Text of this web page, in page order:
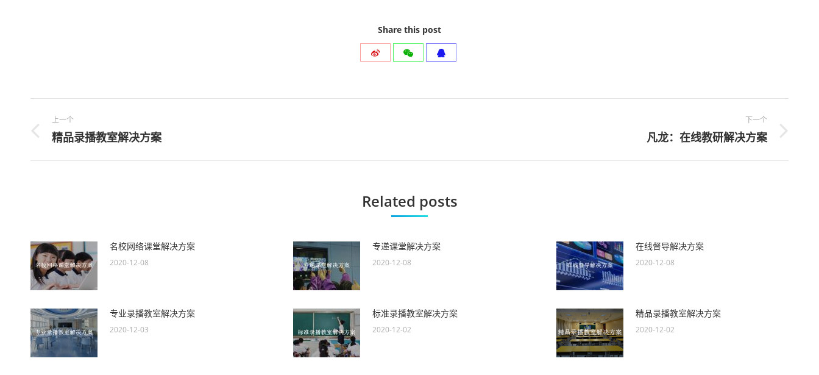
Share this post
章
导
上一个
上
精品录播教室解决方案
下一个
章
凡龙：在线教研解决方案
Related posts
名校网络课堂解决方案
2020-12-08
专递课堂解决方案
2020-12-08
在线督导解决方案
2020-12-08
专业录播教室解决方案
2020-12-03
标准录播教室解决方案
2020-12-02
精品录播教室解决方案
2020-12-02